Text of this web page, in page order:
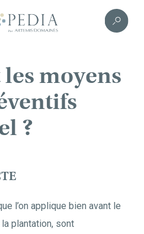
moyens
?
l’on applique bien avant le
plantation, sont